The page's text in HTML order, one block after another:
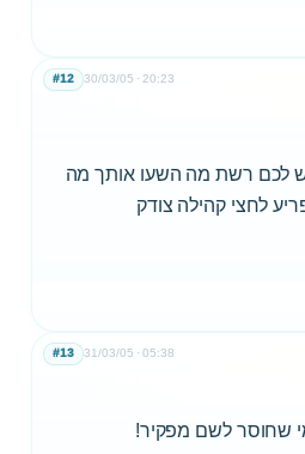
30/03/05 20:23
#12
לכם רשת מה השעו אותך מה
לחצי קהילה צודק
31/03/05 05:38
#13
שחוסר לשם מפקיר!